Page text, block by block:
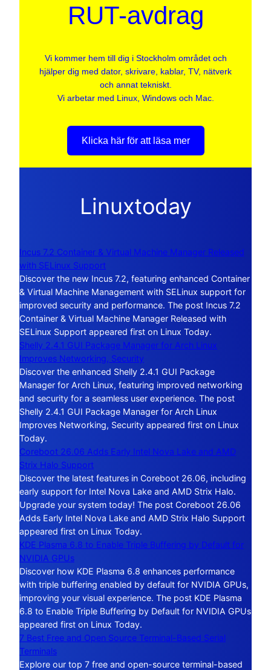
RUT-avdrag
Vi kommer hem till dig i Stockholm området och
hjälper dig med dator, skrivare, kablar, TV, nätverk
och annat tekniskt.
Vi arbetar med Linux, Windows och Mac.
Klicka här för att läsa mer
Linuxtoday
Incus 7.2 Container & Virtual Machine Manager Released
with SELinux Support
Discover the new Incus 7.2, featuring enhanced Container
& Virtual Machine Management with SELinux support for
improved security and performance. The post Incus 7.2
Container & Virtual Machine Manager Released with
SELinux Support appeared first on Linux Today.
Shelly 2.4.1 GUI Package Manager for Arch Linux
Improves Networking, Security
Discover the enhanced Shelly 2.4.1 GUI Package
Manager for Arch Linux, featuring improved networking
and security for a seamless user experience. The post
Shelly 2.4.1 GUI Package Manager for Arch Linux
Improves Networking, Security appeared first on Linux
Today.
Coreboot 26.06 Adds Early Intel Nova Lake and AMD
Strix Halo Support
Discover the latest features in Coreboot 26.06, including
early support for Intel Nova Lake and AMD Strix Halo.
Upgrade your system today! The post Coreboot 26.06
Adds Early Intel Nova Lake and AMD Strix Halo Support
appeared first on Linux Today.
KDE Plasma 6.8 to Enable Triple Buffering by Default for
NVIDIA GPUs
Discover how KDE Plasma 6.8 enhances performance
with triple buffering enabled by default for NVIDIA GPUs,
improving your visual experience. The post KDE Plasma
6.8 to Enable Triple Buffering by Default for NVIDIA GPUs
appeared first on Linux Today.
7 Best Free and Open Source Terminal-Based Serial
Terminals
Explore our top 7 free and open-source terminal-based